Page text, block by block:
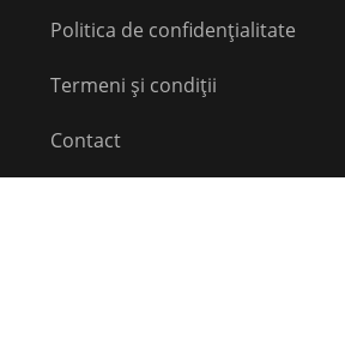
Politica de confidențialitate
Termeni și condiții
Contact